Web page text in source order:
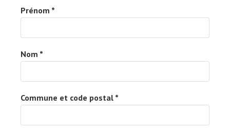
Prénom *
Nom *
Commune et code postal *